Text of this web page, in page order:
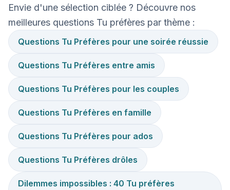
Envie d'une sélection ciblée ? Découvre nos
meilleures questions Tu préfères par thème :
Questions Tu Préfères pour une soirée réussie
Questions Tu Préfères entre amis
Questions Tu Préfères pour les couples
Questions Tu Préfères en famille
Questions Tu Préfères pour ados
Questions Tu Préfères drôles
Dilemmes impossibles : 40 Tu préfères